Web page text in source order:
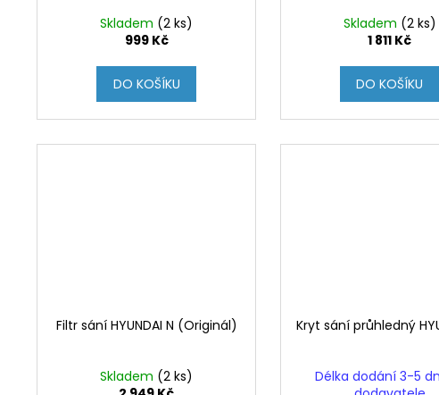
Skladem (2 ks)
999 Kč
DO KOŠÍKU
Skladem (2 ks)
1 811 Kč
DO KOŠÍKU
Filtr sání HYUNDAI N (Originál)
Skladem (2 ks)
Kryt sání průhledný
Délka dodání 3-5